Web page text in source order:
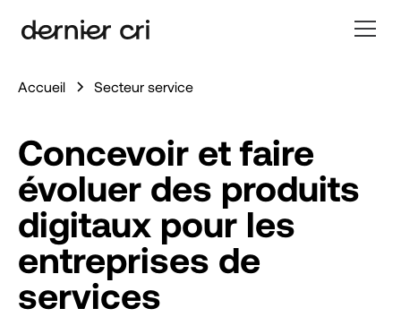
Accueil Secteur service
Concevoir et faire
évoluer des produits
digitaux pour les
entreprises de
services